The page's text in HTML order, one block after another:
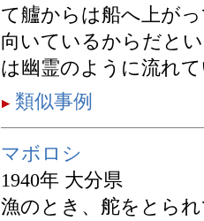
て艫からは船へ上が
向いているからだと
は幽霊のように流れ
類似事例
マボロシ
1940年 大分県
漁のとき、舵をとら